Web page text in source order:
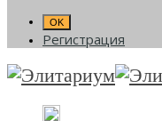
Регистрация